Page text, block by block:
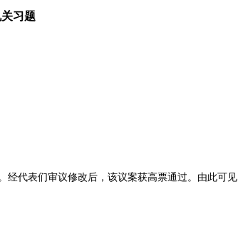
习题
经代表们审议修改后，该议案获高票通过。由此可见